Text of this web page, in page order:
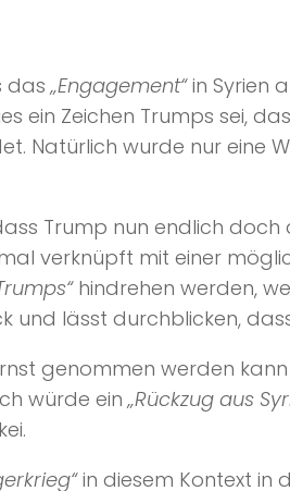
das„Engagement“in Syrien
Zeichen Trumps sei,
Natürlich wurde nur
Trump nun endlich doch
verknüpft mit einer
hindrehen werden,
lässt durchblicken,
genommen werden
würde ein„Rückzug aus
in diesem Kontext in